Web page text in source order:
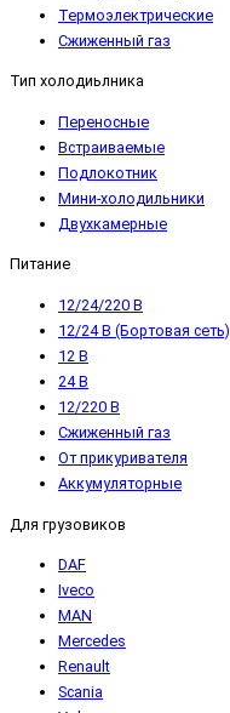
Термоэлектрические
Сжиженный газ
Тип холодиьлника
Переносные
Встраиваемые
Подлокотник
Мини-холодильники
Двухкамерные
Питание
12/24/220 В
12/24 В (Бортовая сеть)
12 В
24 В
12/220 В
Сжиженный газ
От прикуривателя
Аккумуляторные
Для грузовиков
DAF
Iveco
MAN
Mercedes
Renault
Scania